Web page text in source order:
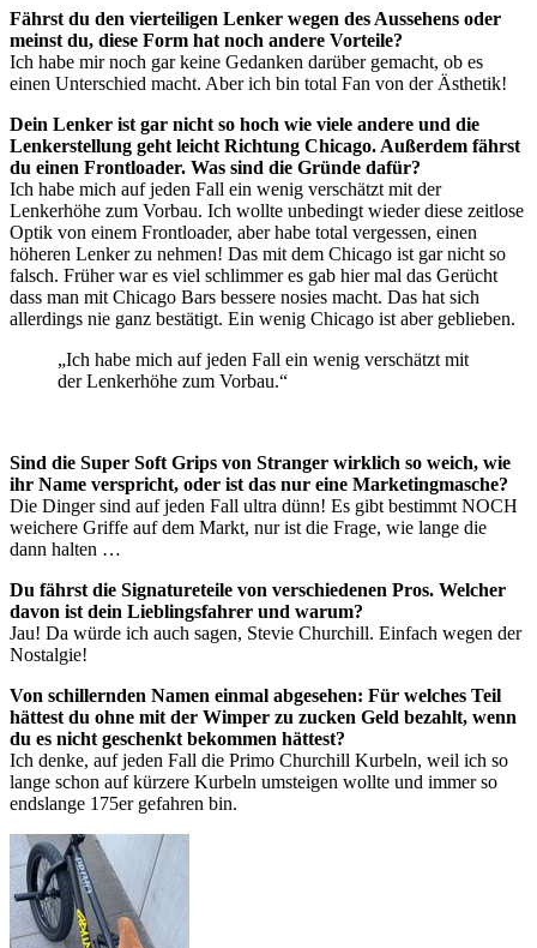
Fährst du den vierteiligen Lenker wegen des Aussehens oder
meinst du, diese Form hat noch andere Vorteile?
Ich habe mir noch gar keine Gedanken darüber gemacht, ob es
einen Unterschied macht. Aber ich bin total Fan von der Ästhetik!
Dein Lenker ist gar nicht so hoch wie viele andere und die
Lenkerstellung geht leicht Richtung Chicago. Außerdem fährst
du einen Frontloader. Was sind die Gründe dafür?
Ich habe mich auf jeden Fall ein wenig verschätzt mit der
Lenkerhöhe zum Vorbau. Ich wollte unbedingt wieder diese zeitlose
Optik von einem Frontloader, aber habe total vergessen, einen
höheren Lenker zu nehmen! Das mit dem Chicago ist gar nicht so
falsch. Früher war es viel schlimmer es gab hier mal das Gerücht
dass man mit Chicago Bars bessere nosies macht. Das hat sich
allerdings nie ganz bestätigt. Ein wenig Chicago ist aber geblieben.
„Ich habe mich auf jeden Fall ein wenig verschätzt mit
der Lenkerhöhe zum Vorbau.“
Sind die Super Soft Grips von Stranger wirklich so weich, wie
ihr Name verspricht, oder ist das nur eine Marketingmasche?
Die Dinger sind auf jeden Fall ultra dünn! Es gibt bestimmt NOCH
weichere Griffe auf dem Markt, nur ist die Frage, wie lange die
dann halten …
Du fährst die Signatureteile von verschiedenen Pros. Welcher
davon ist dein Lieblingsfahrer und warum?
Jau! Da würde ich auch sagen, Stevie Churchill. Einfach wegen der
Nostalgie!
Von schillernden Namen einmal abgesehen: Für welches Teil
hättest du ohne mit der Wimper zu zucken Geld bezahlt, wenn
du es nicht geschenkt bekommen hättest?
Ich denke, auf jeden Fall die Primo Churchill Kurbeln, weil ich so
lange schon auf kürzere Kurbeln umsteigen wollte und immer so
endslange 175er gefahren bin.